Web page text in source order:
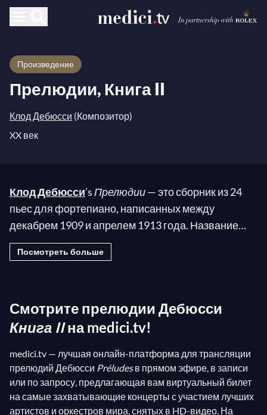
Произведение
Прелюдии, Книга II
Клод Дебюсси (Композитор)
XX век
Клод Дебюсси’sПрелюдии— это сборник из 24
пьес для фортепиано, написанных между
декабрем 1909 и апрелем 1913 года. Название
отсылает кФредерику Шопену
который дал свободу музыкальной форме и
исполнения само по себе. Вдохновленный
анархическим подходом Шопена к прелюдии,
прелюдий, набросав некоторые из них за один
день. ВКниге IIкомпозитор ведет свою
аудиторию в сказочный мир, населенный
волшебными существами: среди фей в Прелюдии
Посмотреть больше
Смотрите прелюдии Дебюсси
Книга IIна medici.tv!
medici.tv — лучшая онлайн-платформа для трансляции
прелюдий Дебюсси Préludesв прямом эфире, в записи
или по запросу, предлагающая вам виртуальный билет
на самые захватывающие концерты с участием лучших
артистов и оркестров мира, снятых в HD-видео. На